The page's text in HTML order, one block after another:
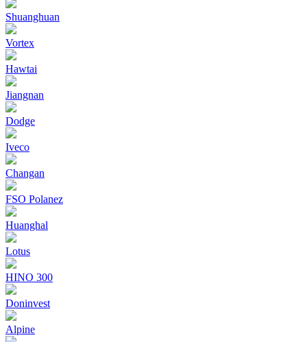
Shuanghuan
Vortex
Hawtai
Jiangnan
Dodge
Iveco
Changan
FSO Polanez
Huanghal
Lotus
HINO 300
Doninvest
Alpine